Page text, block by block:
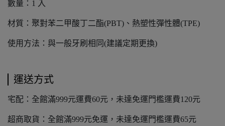
數量：1 入
材質：聚對苯二甲酸丁二酯(PBT)、熱塑性彈性體(TPE)
使用方法：與一般牙刷相同(建議定期更換)
運送方式
宅配：全館滿999元運費60元，未達免運門檻運費120元
超商取貨：全館滿999元免運，未達免運門檻運費65元